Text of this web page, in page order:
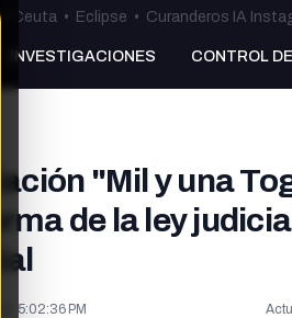
Ceuta • Eclipse • Curanderos IA
INVESTIGACIONES CONTROL
"Mil y una
de la ley
5:02:36 PM